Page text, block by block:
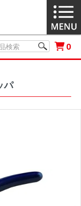
0
パ